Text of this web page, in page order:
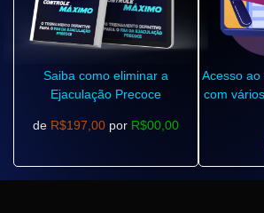
Saiba como eliminar a
Ejaculação Precoce
de R$197,00 por R$00,00
Acesso
com